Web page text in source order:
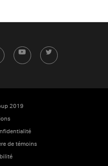
YouTube Twitter
2019
de témoins